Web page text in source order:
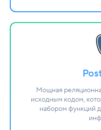
Мощная
исходным кодом,
набором функций